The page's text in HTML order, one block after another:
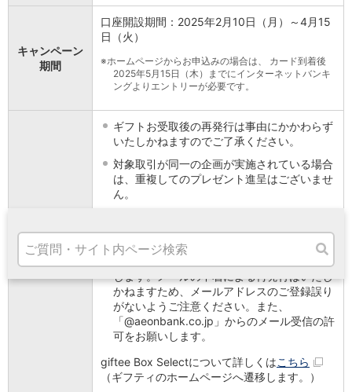
高知県
福岡県
熊本県
沖縄県
オンライン相談専用
安全にご利用いただくために
キャンペーン
期間
口座開設期間：2025年2月10日（月）～4月15
日（火）
※ホームページからお申込みの場合は、 カード到着後
2025年5月15日（木）までにインターネットバンキ
ングよりエントリーが必要です。
ギフトお受取後の再発行は事由にかかわらず
いたしかねますのでご了承ください。
対象取引が同一の企画が実施されている場合
は、重複してのプレゼント進呈はございませ
ん。
いた場合、インターネットバンキングへご登
録いただいたメールアドレス宛にgiftee Box
します。メールの不着による再発行はいたし
かねますため、メールアドレスのご登録誤り
がないようご注意ください。また、
「@aeonbank.co.jp」からのメール受信の許
可をお願いします。
giftee Box Selectについて詳しくはこちら
（ギフティのホームページへ遷移します。）